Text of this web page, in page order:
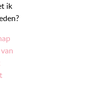
ik